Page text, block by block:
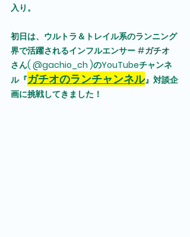
入り。
初日は、ウルトラ＆トレイル系のランニング
界で活躍されるインフルエンサー #ガチオ
さん( @gachio_ch )のYouTubeチャンネ
ル『ガチオのランチャンネル』対談企
画に挑戦してきました！